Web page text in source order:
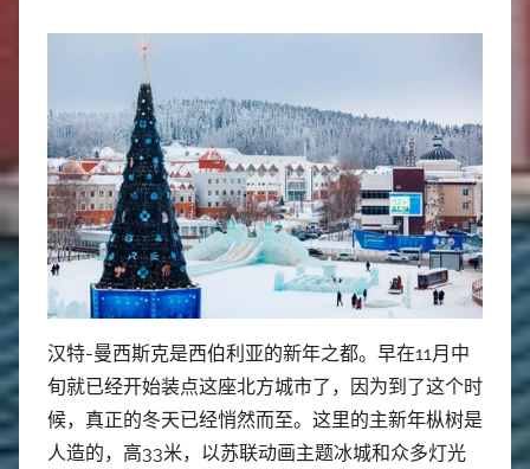
汉特-曼西斯克是西伯利亚的新年之都。早在11月中
旬就已经开始装点这座北方城市了，因为到了这个时
候，真正的冬天已经悄然而至。这里的主新年枞树是
人造的，高33米，以苏联动画主题冰城和众多灯光